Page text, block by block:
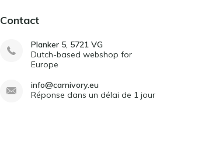
Contact
Planker 5, 5721 VG
Dutch-based webshop for
Europe
info@carnivory.eu
Réponse dans un délai de 1 jour